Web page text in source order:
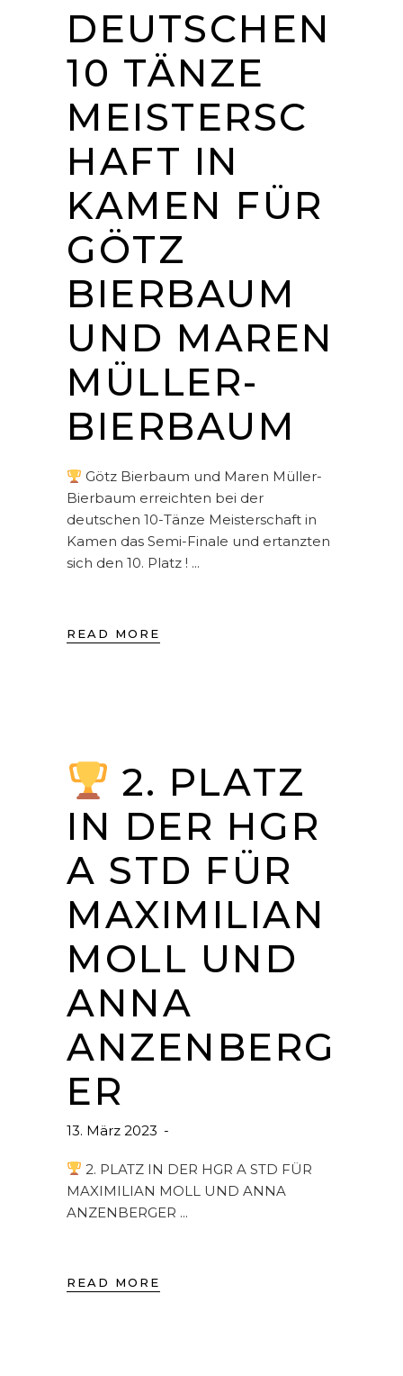
DEUTSCHEN
10 TÄNZE
MEISTERSC
HAFT IN
KAMEN FÜR
GÖTZ
BIERBAUM
UND MAREN
MÜLLER-
BIERBAUM
Götz Bierbaum und Maren Müller-
Bierbaum erreichten bei der
deutschen 10-Tänze Meisterschaft in
Kamen das Semi-Finale und ertanzten
sich den 10. Platz !
READ MORE
2. PLATZ
IN DER HGR
A STD FÜR
MAXIMILIAN
MOLL UND
ANNA
ANZENBERG
ER
13. März 2023
2. PLATZ IN DER HGR A STD FÜR
MAXIMILIAN MOLL UND ANNA
ANZENBERGER
READ MORE